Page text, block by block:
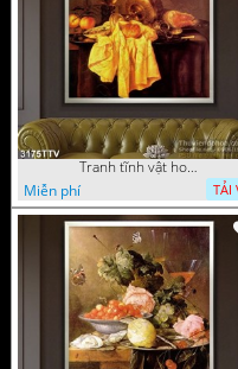
Tranh tĩnh vật hoa quả sơn dầu trang trí đẹp
Miễn phí
TẢI